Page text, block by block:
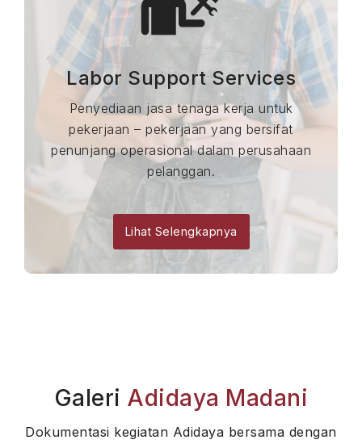
Labor Support Services
Penyediaan jasa tenaga kerja untuk
pekerjaan – pekerjaan yang bersifat
penunjang operasional dalam perusahaan
pelanggan.
Lihat Selengkapnya
Galeri Adidaya Madani
Dokumentasi kegiatan Adidaya bersama dengan